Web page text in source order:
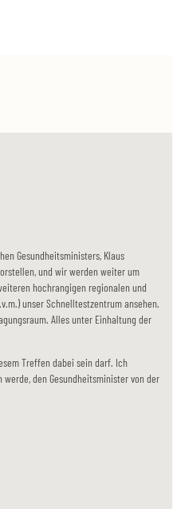
Gesundheitsministers, Klaus
und wir werden weiter um
hochrangigen regionalen und
unser Schnelltestzentrum ansehen.
Alles unter Einhaltung der
Treffen dabei sein darf. Ich
den Gesundheitsminister von der